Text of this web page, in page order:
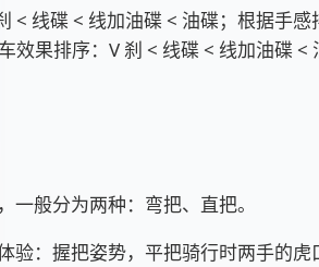
< 线碟 < 线加油碟 < 油碟；根据手感
效果排序：V 刹 < 线碟 < 线加油碟 <
一般分为两种：弯把、直把。
验：握把姿势，平把骑行时两手的